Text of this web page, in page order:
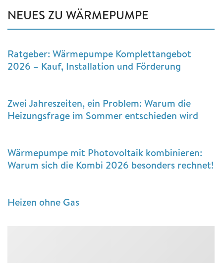
NEUES ZU WÄRMEPUMPE
Ratgeber: Wärmepumpe Komplettangebot
2026 – Kauf, Installation und Förderung
Zwei Jahreszeiten, ein Problem: Warum die
Heizungsfrage im Sommer entschieden wird
Wärmepumpe mit Photovoltaik kombinieren:
Warum sich die Kombi 2026 besonders rechnet!
Heizen ohne Gas